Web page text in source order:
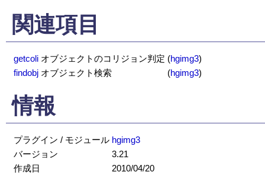
関連項目
getcoli オブジェクトのコリジョン判定 (hgimg3)
findobj オブジェクト検索 (hgimg3)
情報
プラグイン / モジュール hgimg3
バージョン
3.21
作成日
2010/04/20